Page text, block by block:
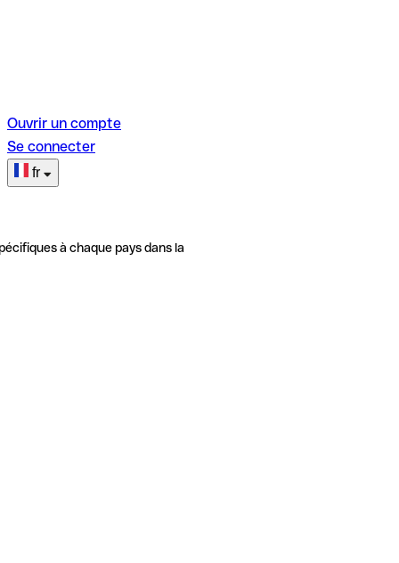
Ouvrir un compte
Se connecter
fr
à chaque pays dans la